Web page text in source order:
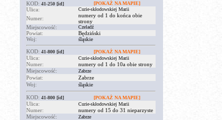
KOD: 41-250 [id] [POKAŻ NA MAPIE]
Ulica: Curie-skłodowskiej Marii
Numer:
numery od 1 do końca obie
strony
Miejscowość:
Czeladź
Powiat:
Będziński
Woj:
śląskie
KOD: 41-800 [id] [POKAŻ NA MAPIE]
Ulica: Curie-skłodowskiej Marii
Numer:
numery od 1 do 10a obie strony
Miejscowość:
Zabrze
Powiat:
Zabrze
Woj:
śląskie
KOD: 41-800 [id] [POKAŻ NA MAPIE]
Ulica: Curie-skłodowskiej Marii
Numer:
numery od 15 do 31 nieparzyste
Miejscowość:
Zabrze